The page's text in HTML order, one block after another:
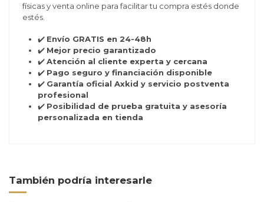
físicas y venta online para facilitar tu compra estés donde
estés.
✔️ Envío GRATIS en 24-48h
✔️ Mejor precio garantizado
✔️Atención al cliente experta y cercana
✔️ Pago seguro y financiación disponible
✔️ Garantía oficial Axkid y servicio postventa
profesional
✔️ Posibilidad de prueba gratuita y asesoría
personalizada en tienda
También podría interesarle